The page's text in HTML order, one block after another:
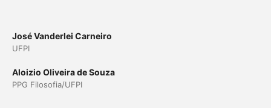
José Vanderlei Carneiro
UFPI
Aloizio Oliveira de Souza
PPG Filosofia/UFPI